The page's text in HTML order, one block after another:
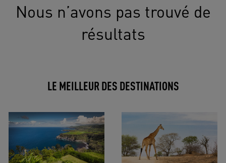
Nous n’avons pas trouvé de
résultats
LE MEILLEUR DES DESTINATIONS